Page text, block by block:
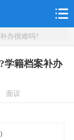
办很难吗?
学籍档案补办
面议